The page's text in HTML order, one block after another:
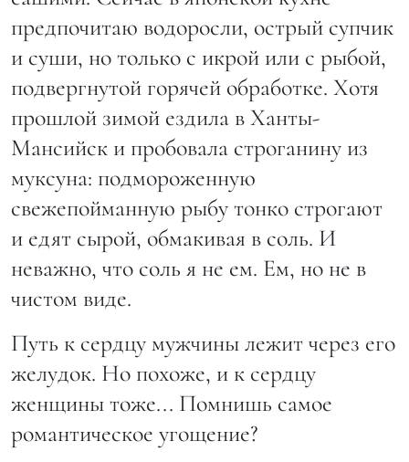
предпочитаю водоросли, острый супчик
и суши, но только с икрой или с рыбой,
подвергнутой горячей обработке. Хотя
прошлой зимой ездила в Ханты-
Мансийск и пробовала строганину из
муксуна: подмороженную
свежепойманную рыбу тонко строгают
и едят сырой, обмакивая в соль. И
неважно, что соль я не ем. Ем, но не в
чистом виде.
Путь к сердцу мужчины лежит через его
желудок. Но похоже, и к сердцу
женщины тоже... Помнишь самое
романтическое угощение?